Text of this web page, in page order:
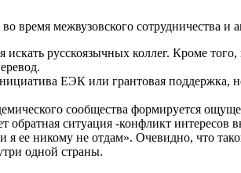
межвузовского сотрудничества
русскоязычных коллег. Кроме
ЕЭК или грантовая поддержка,
сообщества формируется
обратная ситуация -конфликт
я ее никому не отдам». Очевидно, что
одной страны.